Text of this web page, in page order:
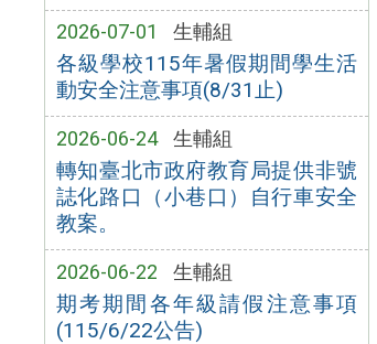
2026-07-01 生輔組
各級學校115年暑假期間學生活
動安全注意事項(8/31止)
2026-06-24 生輔組
轉知臺北市政府教育局提供非號
誌化路口（小巷口）自行車安全
教案。
2026-06-22 生輔組
期考期間各年級請假注意事項
(115/6/22公告)